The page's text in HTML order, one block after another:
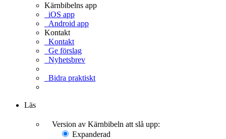
Kärnbibelns app
iOS app
Android app
Kontakt
Kontakt
Ge förslag
Nyhetsbrev
Bidra praktiskt
Läs
Version av Kärnbibeln att slå upp:
Expanderad